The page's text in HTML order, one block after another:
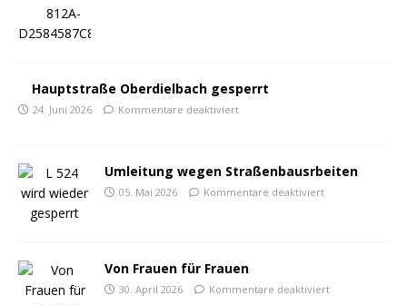
Hauptstraße Oberdielbach gesperrt
24. Juni 2026 Kommentare deaktiviert
Umleitung wegen Straßenbausrbeiten
05. Mai 2026 Kommentare deaktiviert
Von Frauen für Frauen
30. April 2026 Kommentare deaktiviert